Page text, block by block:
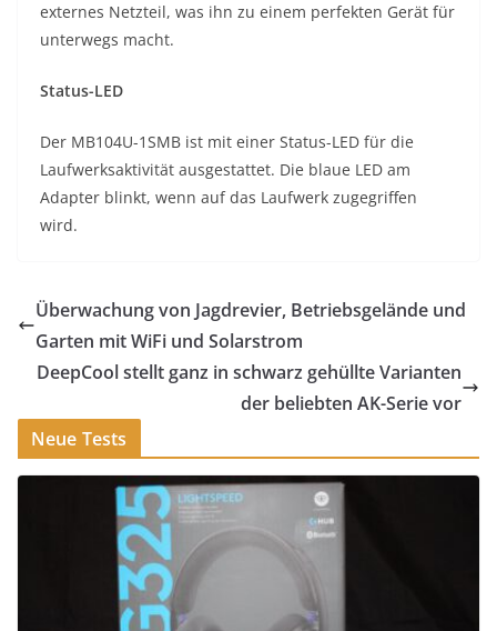
externes Netzteil, was ihn zu einem perfekten Gerät für
unterwegs macht.
Status-LED
Der MB104U-1SMB ist mit einer Status-LED für die
Laufwerksaktivität ausgestattet. Die blaue LED am
Adapter blinkt, wenn auf das Laufwerk zugegriffen
wird.
Überwachung von Jagdrevier, Betriebsgelände und
Garten mit WiFi und Solarstrom
DeepCool stellt ganz in schwarz gehüllte Varianten
der beliebten AK-Serie vor
Neue Tests